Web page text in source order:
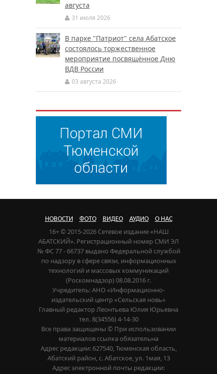
августа
31 июля 2026
В парке "Патриот" села Абатское
состоялось торжественное
мероприятие посвящённое Дню
ВДВ России
03 августа 2026
НОВОСТИ ФОТО ВИДЕО АУДИО О НАС
16+ © 2015-2026 Сетевое издание «НАШ
АБАТСКИЙ». Регистрационный номер СМИ ЭЛ
№ ФС 77 - 66737 выдано Федеральной службой
по надзору в сфере связи, информационных
технологий и массовых коммуникаций
(Роскомнадзор) 08.08.2016 г.
Учредитель: АНО «Информационно-
издательский центр «Сельская новь»
Главный редактор Леонтьева Юлия Юрьевна
тел. 8(34556) 4-14-30
Все права защищены © При использовании
материалов ссылка обязательна
Адрес редакции: 627540, Тюменская область,
Абатский район, с. Абатское, ул. 1мая, 13
Адрес электронной почты редакции: